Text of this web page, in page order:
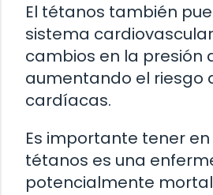
El tétanos también
sistema
cambios en la presión
aumentando el riesgo
cardíacas.
Es importante tener
tétanos es una
potencialmente